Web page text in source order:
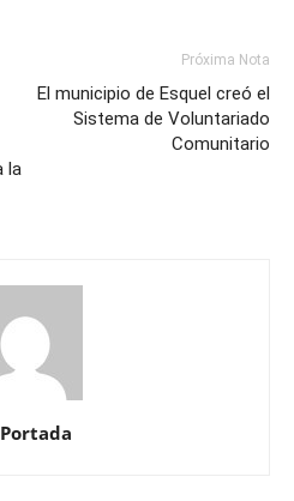
la
Próxima Nota
El municipio de Esquel creó el
Sistema de Voluntariado
Comunitario